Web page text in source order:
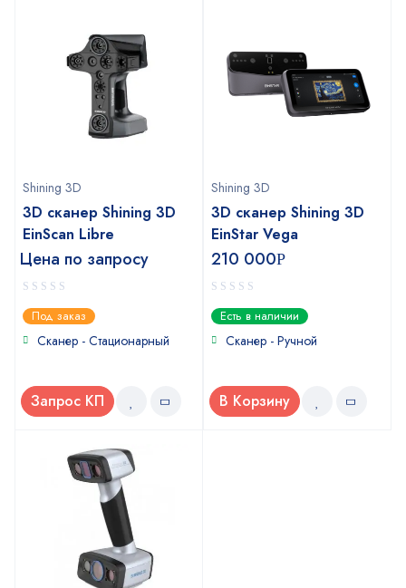
Shining 3D
3D сканер Shining 3D
EinScan Libre
Цена по запросу
0
out
of
Под заказ
Сканер - Стационарный
Запрос КП
Shining 3D
3D сканер Shining 3D
EinStar Vega
210 000Р
0
out
of
Есть в наличии
Сканер - Ручной
В Корзину